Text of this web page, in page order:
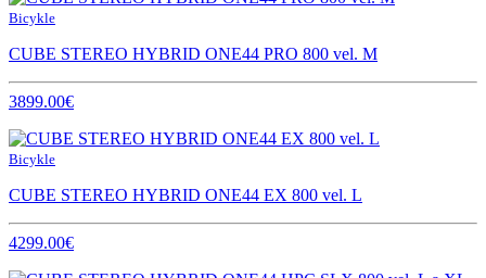
Bicykle
CUBE STEREO HYBRID ONE44 PRO 800 vel. M
3899.00€
Bicykle
CUBE STEREO HYBRID ONE44 EX 800 vel. L
4299.00€